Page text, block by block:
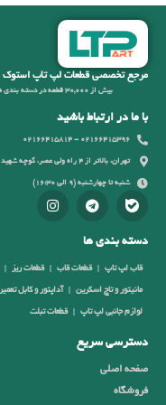
مرجع تخصصی قطعات لپ تاپ استوک
بیش از 30,000 قطعه در دسته بندی های مختلف، با ضمانت کیفیت و ارسال سریع به سرار کشور
با ما در ارتباط باشید
02166415396 - 02166415814
تهران، بالاتر از 4 راه ولی عصر، کوچه شهید ابوالقاسم بالاور، پلاک 16، طبقه 3
شنبه تا چهارشنبه (9 الی 16:30)
دسته بندی ها
قاب لپ تاپ قطعات قاب قطعات ریز
مانیتور و تاچ اسکرین آداپتور و کابل تعمیر
لوازم جانبی لپ تاپ قطعات تبلت
دسترسی سریع
صفحه اصلی
فروشگاه